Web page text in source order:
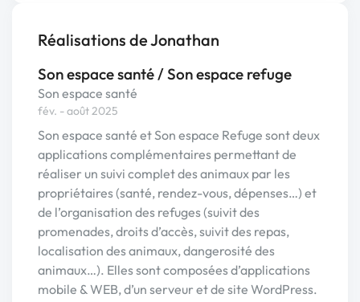
Réalisations de Jonathan
Son espace santé / Son espace refuge
Son espace santé
fév. - août 2025
Son espace santé et Son espace Refuge sont deux
applications complémentaires permettant de
réaliser un suivi complet des animaux par les
propriétaires (santé, rendez-vous, dépenses…) et
de l’organisation des refuges (suivit des
promenades, droits d’accès, suivit des repas,
localisation des animaux, dangerosité des
animaux…). Elles sont composées d’applications
mobile & WEB, d’un serveur et de site WordPress.